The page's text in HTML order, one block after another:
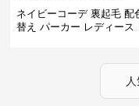
ネイビーコーデ 裏起毛 配
替え パーカー レディース